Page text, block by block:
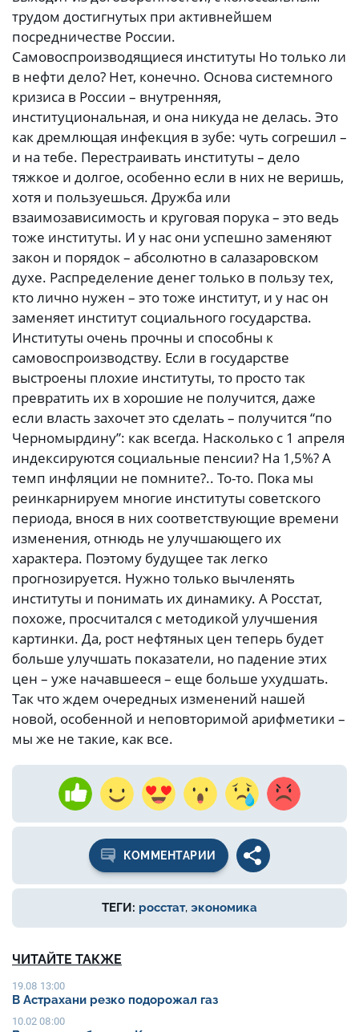
трудом достигнутых при активнейшем
посредничестве России.
Самовоспроизводящиеся институты Но только ли
в нефти дело? Нет, конечно. Основа системного
кризиса в России – внутренняя,
институциональная, и она никуда не делась. Это
как дремлющая инфекция в зубе: чуть согрешил –
и на тебе. Перестраивать институты – дело
тяжкое и долгое, особенно если в них не веришь,
хотя и пользуешься. Дружба или
взаимозависимость и круговая порука – это ведь
тоже институты. И у нас они успешно заменяют
закон и порядок – абсолютно в салазаровском
духе. Распределение денег только в пользу тех,
кто лично нужен – это тоже институт, и у нас он
заменяет институт социального государства.
Институты очень прочны и способны к
самовоспроизводству. Если в государстве
выстроены плохие институты, то просто так
превратить их в хорошие не получится, даже
если власть захочет это сделать – получится “по
Черномырдину”: как всегда. Насколько с 1 апреля
индексируются социальные пенсии? На 1,5%? А
темп инфляции не помните?.. То-то. Пока мы
реинкарнируем многие институты советского
периода, внося в них соответствующие времени
изменения, отнюдь не улучшающего их
характера. Поэтому будущее так легко
прогнозируется. Нужно только вычленять
институты и понимать их динамику. А Росстат,
похоже, просчитался с методикой улучшения
картинки. Да, рост нефтяных цен теперь будет
больше улучшать показатели, но падение этих
цен – уже начавшееся – еще больше ухудшать.
Так что ждем очередных изменений нашей
новой, особенной и неповторимой арифметики –
мы же не такие, как все.
КОММЕНТАРИИ
ТЕГИ: росстат, экономика
ЧИТАЙТЕ ТАКЖЕ
19.08 13:00
В Астрахани резко подорожал газ
10.02 08:00